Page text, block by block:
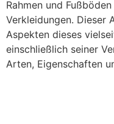
Rahmen und
Verkleidungen. Dieser
Aspekten dieses
einschließlich seiner
Arten, Eigenschaften